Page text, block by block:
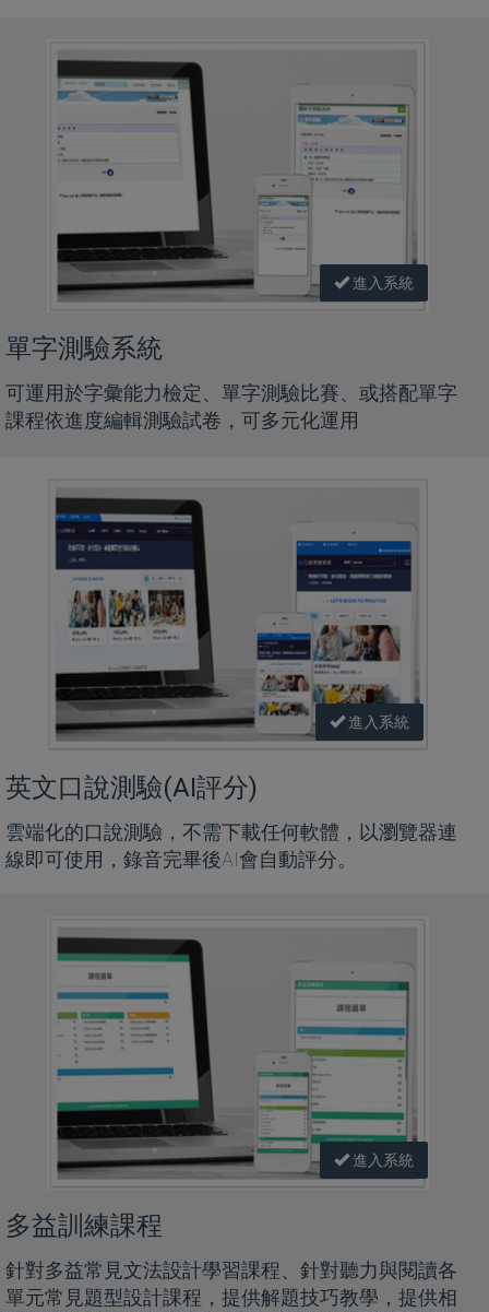
進入系統
單字測驗系統
可運用於字彙能力檢定、單字測驗比賽、或搭配單字
課程依進度編輯測驗試卷，可多元化運用
進入系統
英文口說測驗(AI評分)
雲端化的口說測驗，不需下載任何軟體，以瀏覽器連
線即可使用，錄音完畢後AI會自動評分。
進入系統
多益訓練課程
針對多益常見文法設計學習課程、針對聽力與閱讀各
單元常見題型設計課程，提供解題技巧教學，提供相